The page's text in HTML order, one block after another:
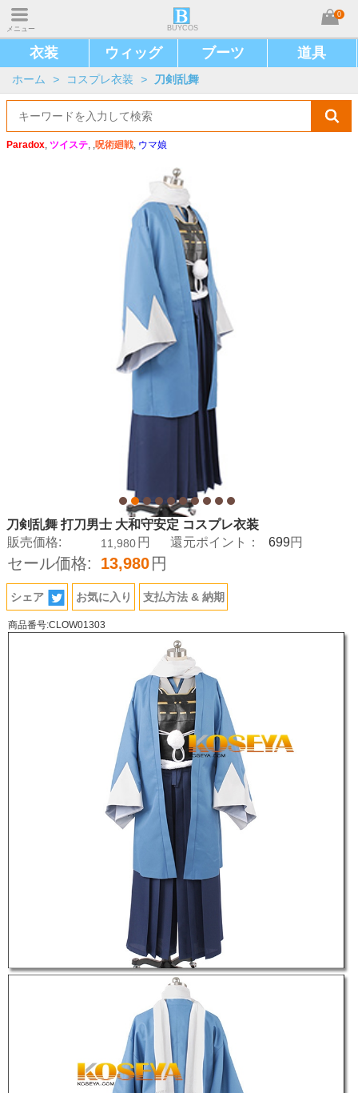
メニュー BUYCOS
0
衣装 ウィッグ ブーツ 道具
ホーム > コスプレ衣装 > 刀剣乱舞
Paradox, ツイステ, ,呪術廻戦, ウマ娘
刀剣乱舞 打刀男士 大和守安定 コスプレ衣装
販売価格:
11,980 円 還元ポイント： 699円
セール価格: 13,980 円
シェア お気に入り 支払方法 & 納期
商品番号:CLOW01303